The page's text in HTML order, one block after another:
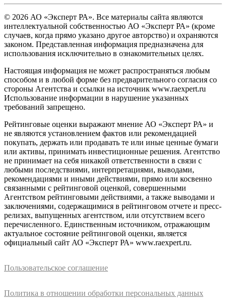
© 2026 АО «Эксперт РА». Все материалы сайта являются
интеллектуальной собственностью АО «Эксперт РА» (кроме
случаев, когда прямо указано другое авторство) и охраняются
законом. Представленная информация предназначена для
использования исключительно в ознакомительных целях.
Настоящая информация не может распространяться любым
способом и в любой форме без предварительного согласия со
стороны Агентства и ссылки на источник www.raexpert.ru
Использование информации в нарушение указанных
требований запрещено.
Рейтинговые оценки выражают мнение АО «Эксперт РА» и
не являются установлением фактов или рекомендацией
покупать, держать или продавать те или иные ценные бумаги
или активы, принимать инвестиционные решения. Агентство
не принимает на себя никакой ответственности в связи с
любыми последствиями, интерпретациями, выводами,
рекомендациями и иными действиями, прямо или косвенно
связанными с рейтинговой оценкой, совершенными
Агентством рейтинговыми действиями, а также выводами и
заключениями, содержащимися в рейтинговом отчете и пресс-
релизах, выпущенных агентством, или отсутствием всего
перечисленного. Единственным источником, отражающим
актуальное состояние рейтинговой оценки, является
официальный сайт АО «Эксперт РА» www.raexpert.ru.
Пользовательское соглашение
Политика в отношении обработки персональных данных